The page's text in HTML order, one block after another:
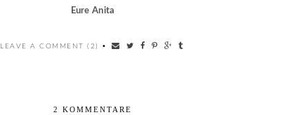
Eure Anita
LEAVE A COMMENT (2) •
2 KOMMENTARE